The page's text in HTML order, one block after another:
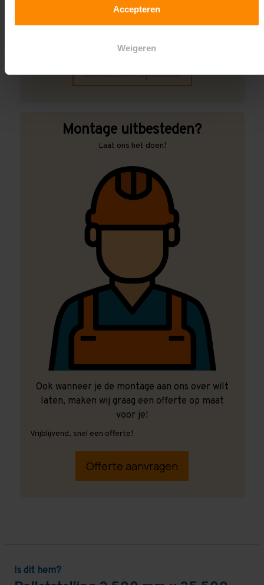
Accepteren
Weigeren
Een maat die niet op de site staat? Hogere
specialiteit!
Contact met specialist
Montage uitbesteden?
Laat ons het doen!
Ook wanneer je de montage aan ons over wilt
laten, maken wij graag een offerte op maat
voor je!
Vrijblijvend, snel een offerte!
Offerte aanvragen
Is dit hem?